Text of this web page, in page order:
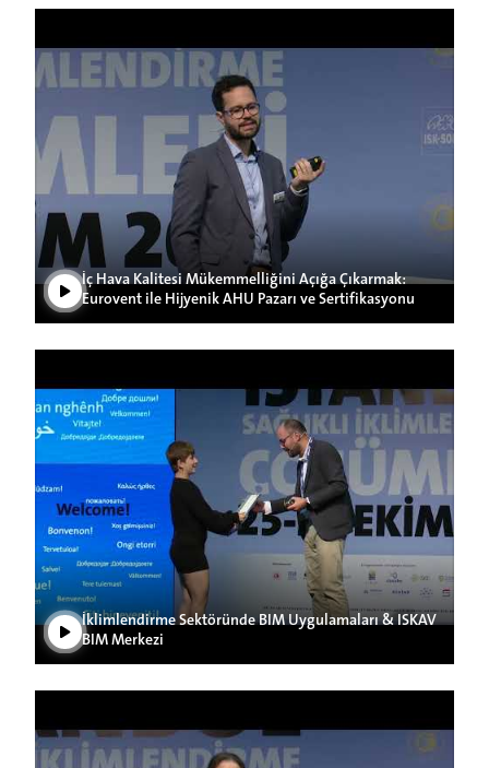
Videoyu Oynat
İç Hava Kalitesi Mükemmelliğini Açığa Çıkarmak:
Eurovent ile Hijyenik AHU Pazarı ve Sertifikasyonu
Videoyu Oynat
İklimlendirme Sektöründe BIM Uygulamaları & ISKAV
BIM Merkezi